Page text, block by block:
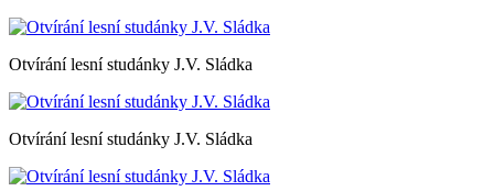
Otvírání lesní studánky J.V. Sládka
Otvírání lesní studánky J.V. Sládka